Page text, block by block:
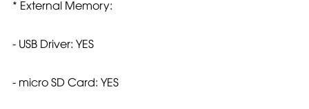
* External Memory:
- USB Driver: YES
- micro SD Card: YES